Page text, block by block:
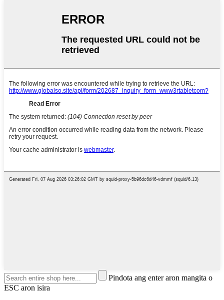
Pindota ang enter aron mangita o
ESC aron isira